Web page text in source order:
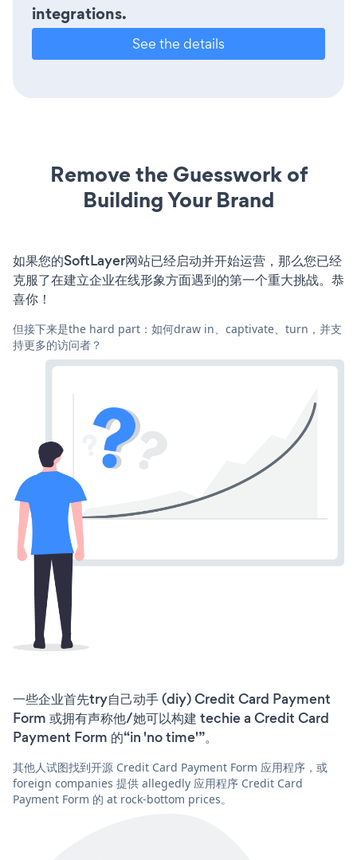
integrations.
See the details
Remove the Guesswork of
Building Your Brand
如果您的SoftLayer网站已经启动并开始运营，那么您已经
克服了在建立企业在线形象方面遇到的第一个重大挑战。恭
喜你！
但接下来是the hard part：如何draw in、captivate、turn，并支
持更多的访问者？
一些企业首先try自己动手 (diy) Credit Card Payment
Form 或拥有声称他/她可以构建 techie a Credit Card
Payment Form 的“in 'no time'”。
其他人试图找到开源 Credit Card Payment Form 应用程序，或
foreign companies 提供 allegedly 应用程序 Credit Card
Payment Form 的 at rock-bottom prices。